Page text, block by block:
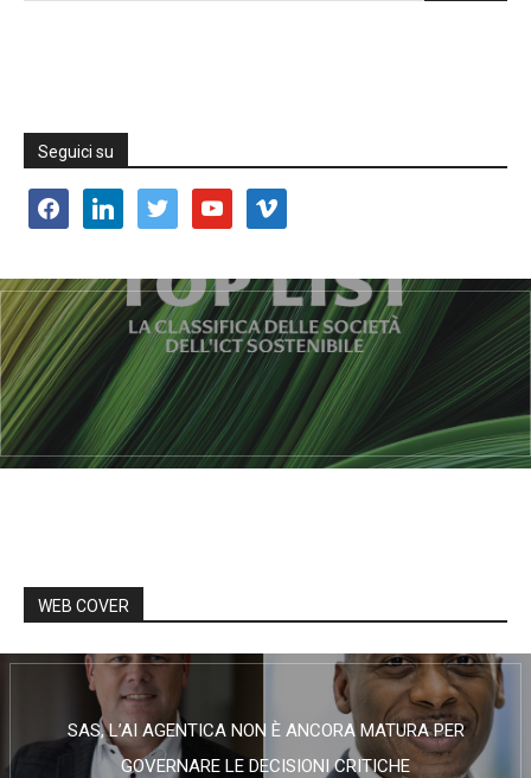
Seguici su
facebooklinkedin twitter youtube vimeo
WEB COVER
SAS, L’AI AGENTICA NON È ANCORA MATURA PER
GOVERNARE LE DECISIONI CRITICHE